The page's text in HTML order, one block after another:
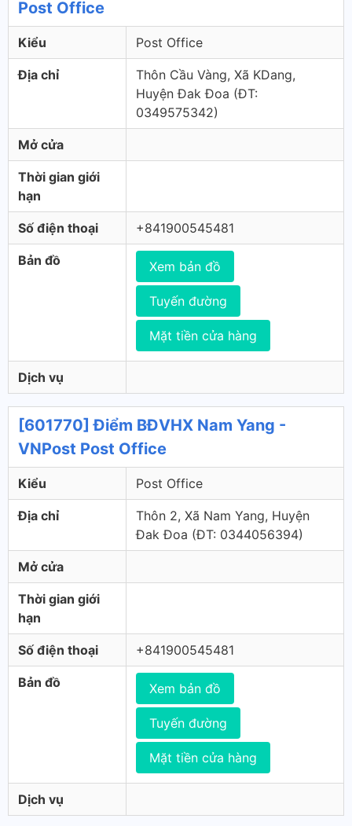
Post Office
Kiểu Post Office
Địa chỉ
Thôn Cầu Vàng, Xã KDang,
Huyện Đak Đoa (ÐT:
0349575342)
Mở cửa
Thời gian giới
hạn
Số điện thoại +841900545481
Bản đồ Xem bản đồ
Tuyến đường
Mặt tiền cửa hàng
Dịch vụ
[601770] Điểm BĐVHX Nam Yang -
VNPost Post Office
Kiểu Post Office
Địa chỉ
Thôn 2, Xã Nam Yang, Huyện
Đak Đoa (ÐT: 0344056394)
Mở cửa
Thời gian giới
hạn
Số điện thoại +841900545481
Bản đồ Xem bản đồ
Tuyến đường
Mặt tiền cửa hàng
Dịch vụ